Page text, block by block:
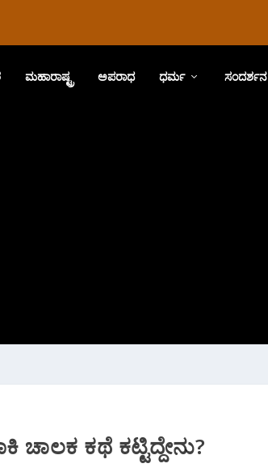
ಮಹಾರಾಷ್ಟ್ರ ಅಪರಾಧ ಧರ್ಮ ಸಂದರ್ಶನ
ಚಾಲಕ ಕಥೆ ಕಟ್ಟಿದ್ದೇನು?